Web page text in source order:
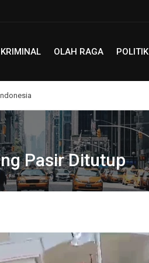
KRIMINAL OLAH RAGA POLITIK
Pasir Ditutup